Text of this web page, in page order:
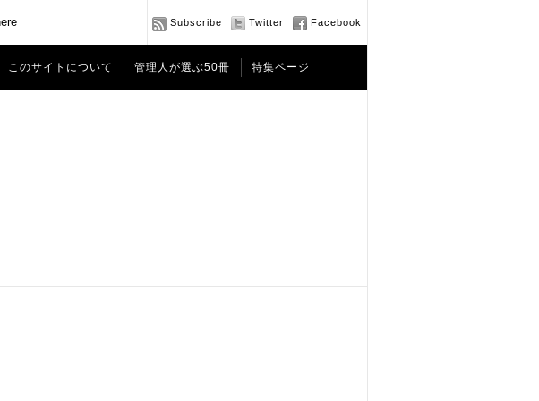
Subscribe Twitter Facebook
このサイトについて 管理人が選ぶ50冊 特集ページ